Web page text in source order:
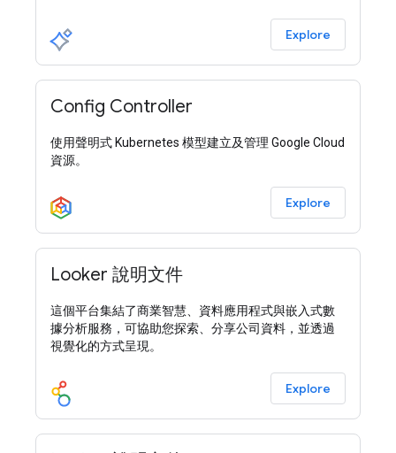
Explore
Config Controller
使用聲明式 Kubernetes 模型建立及管理 Google Cloud
資源。
Explore
Looker 說明文件
這個平台集結了商業智慧、資料應用程式與嵌入式數
據分析服務，可協助您探索、分享公司資料，並透過
視覺化的方式呈現。
Explore